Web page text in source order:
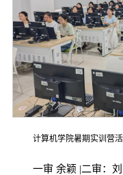
计算机学院暑期实训营
一审 余颖 |二审：